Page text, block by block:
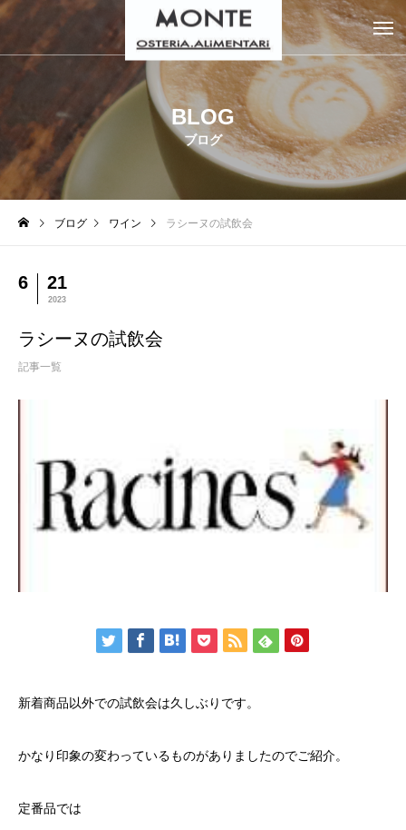
BLOG
ブログ
ブログ ワイン ラシーヌの試飲会
6 21
2023
ラシーヌの試飲会
記事一覧
新着商品以外での試飲会は久しぶりです。
かなり印象の変わっているものがありましたのでご紹介。
定番品では